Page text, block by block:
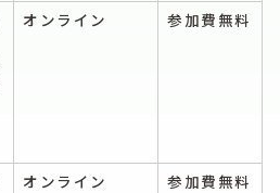
オンライン 参加費無料
オンライン 参加費無料